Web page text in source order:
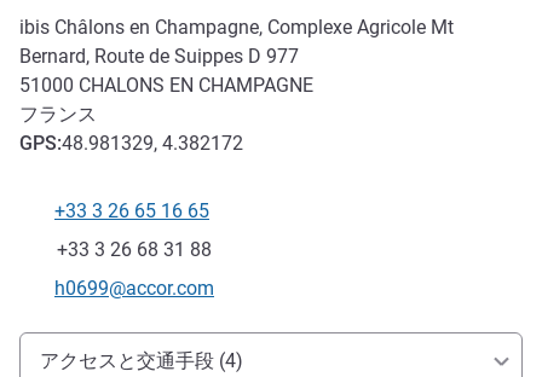
ibis Châlons en Champagne, Complexe Agricole Mt
Bernard, Route de Suippes D 977
51000 CHALONS EN CHAMPAGNE
フランス
GPS:48.981329, 4.382172
電話番号
+33 3 26 65 16 65
ファックス
+33 3 26 68 31 88
Eメール
h0699@accor.com
アクセスと交通機関
アクセスと交通手段 (4)